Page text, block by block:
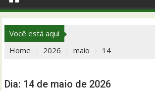
Você está aqui
Home
2026 maio 14
Dia: 14 de maio de 2026